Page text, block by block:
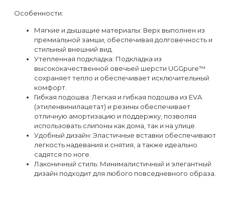
Особенности:
Мягкие и дышащие материалы: Верх выполнен из
премиальной замши, обеспечивая долговечность и
стильный внешний вид.
Утепленная подкладка: Подкладка из
высококачественной овечьей шерсти UGGpure™
сохраняет тепло и обеспечивает исключительный
комфорт.
Гибкая подошва: Легкая и гибкая подошва из EVA
(этиленвинилацетат) и резины обеспечивает
отличную амортизацию и поддержку, позволяя
использовать слипоны как дома, так и на улице.
Удобный дизайн: Эластичные вставки обеспечивают
легкость надевания и снятия, а также идеально
садятся по ноге.
Лаконичный стиль: Минималистичный и элегантный
дизайн подходит для любого повседневного образа.